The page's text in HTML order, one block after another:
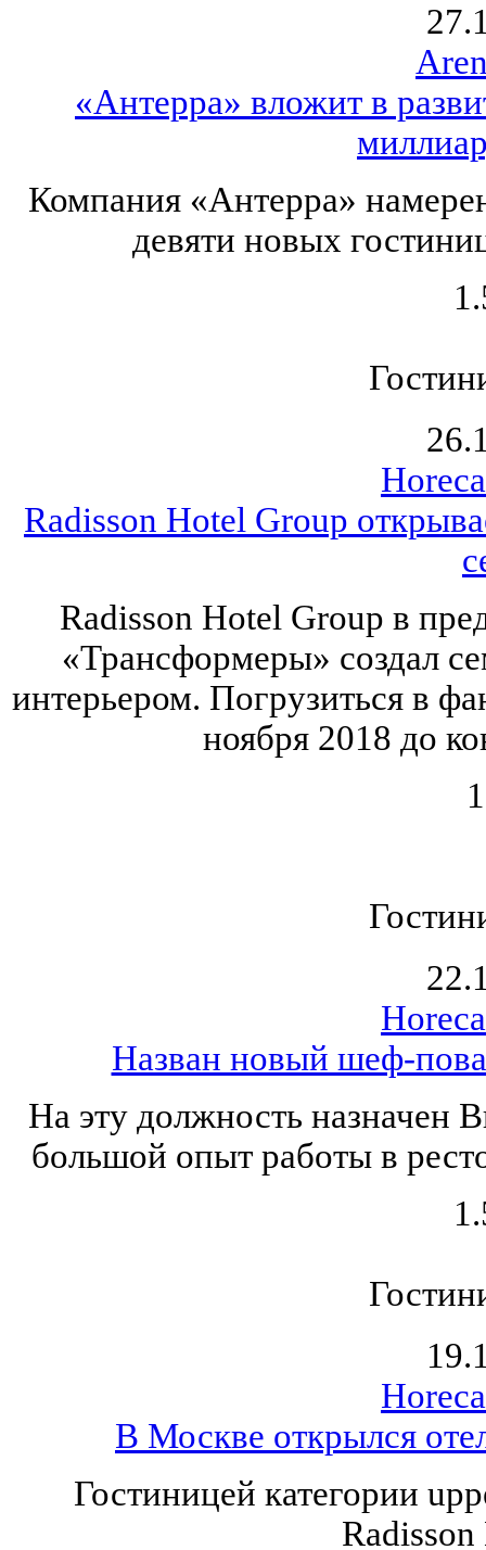
«Антерра» вложит в
Компания «Антерра»
девяти новых
Radisson Hotel Group
Radisson Hotel Group в
«Трансформеры» создал
интерьером. Погрузиться в
ноября 2018 до
Назван новый шеф-
На эту должность назначен
большой опыт работы в
В Москве открылся
Гостиницей категории